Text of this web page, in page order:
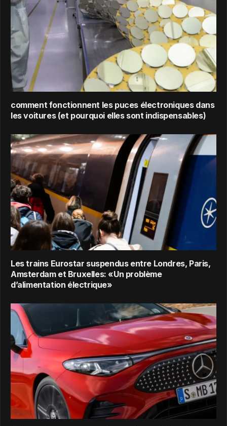
comment fonctionnent les puces électroniques dans
les voitures (et pourquoi elles sont indispensables)
Les trains Eurostar suspendus entre Londres, Paris,
Amsterdam et Bruxelles: «Un problème
d’alimentation électrique»